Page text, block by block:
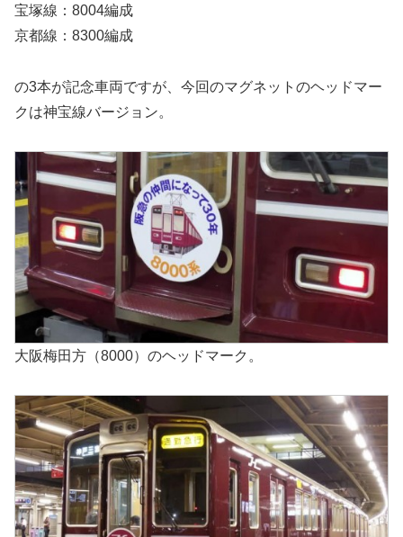
宝塚線：8004編成
京都線：8300編成
の3本が記念車両ですが、今回のマグネットのヘッドマー
クは神宝線バージョン。
大阪梅田方（8000）のヘッドマーク。